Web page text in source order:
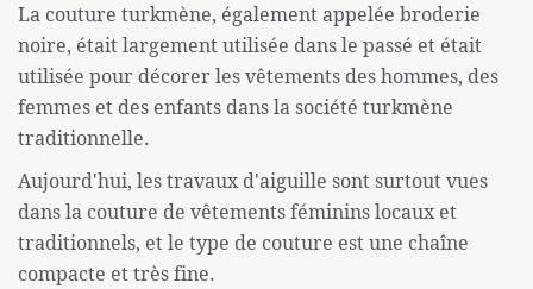
La couture turkmène, également appelée broderie
noire, était largement utilisée dans le passé et était
utilisée pour décorer les vêtements des hommes, des
femmes et des enfants dans la société turkmène
traditionnelle.
Aujourd'hui, les travaux d'aiguille sont surtout vues
dans la couture de vêtements féminins locaux et
traditionnels, et le type de couture est une chaîne
compacte et très fine.